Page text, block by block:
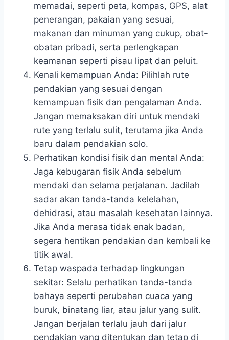
memadai, seperti peta, kompas, GPS, alat
penerangan, pakaian yang sesuai,
makanan dan minuman yang cukup, obat-
obatan pribadi, serta perlengkapan
keamanan seperti pisau lipat dan peluit.
Kenali kemampuan Anda: Pilihlah rute
pendakian yang sesuai dengan
kemampuan fisik dan pengalaman Anda.
Jangan memaksakan diri untuk mendaki
rute yang terlalu sulit, terutama jika Anda
baru dalam pendakian solo.
Perhatikan kondisi fisik dan mental Anda:
Jaga kebugaran fisik Anda sebelum
mendaki dan selama perjalanan. Jadilah
sadar akan tanda-tanda kelelahan,
dehidrasi, atau masalah kesehatan lainnya.
Jika Anda merasa tidak enak badan,
segera hentikan pendakian dan kembali ke
titik awal.
Tetap waspada terhadap lingkungan
sekitar: Selalu perhatikan tanda-tanda
bahaya seperti perubahan cuaca yang
buruk, binatang liar, atau jalur yang sulit.
Jangan berjalan terlalu jauh dari jalur
pendakian yang ditentukan dan tetap di